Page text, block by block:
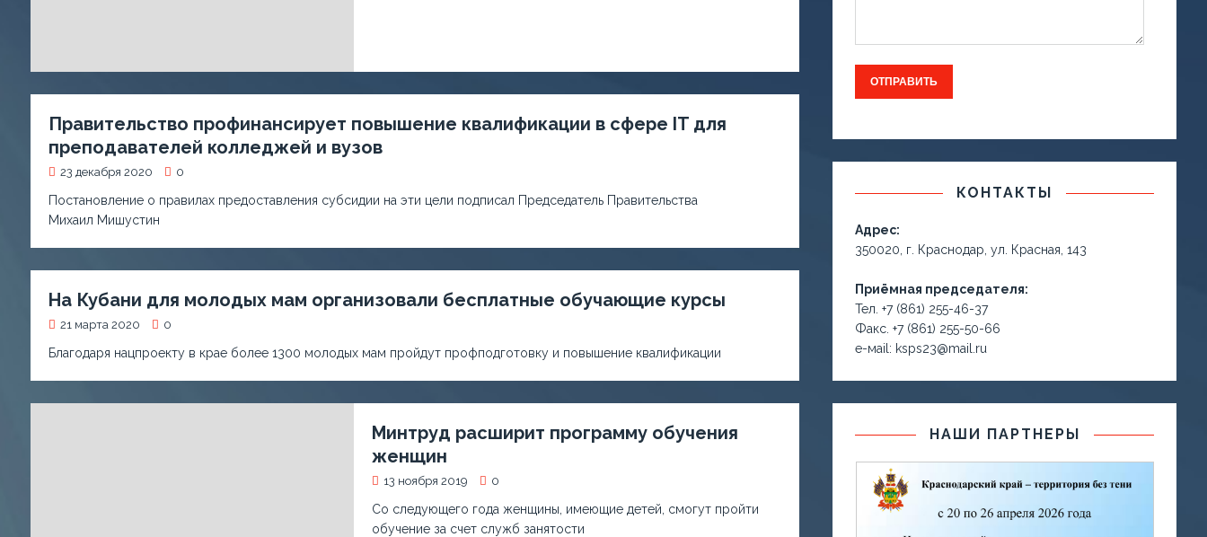
Правительство профинансирует повышение квалификации в сфере IT для
преподавателей колледжей и вузов
23 декабря 2020 0
Постановление о правилах предоставления субсидии на эти цели подписал Председатель Правительства
Михаил Мишустин
На Кубани для молодых мам организовали бесплатные обучающие курсы
21 марта 2020 0
Благодаря нацпроекту в крае более 1300 молодых мам пройдут профподготовку и повышение квалификации
Минтруд расширит программу обучения
женщин
13 ноября 2019 0
Со следующего года женщины, имеющие детей, смогут пройти
обучение за счет служб занятости
КОНТАКТЫ
Адрес:
350020, г. Краснодар, ул. Красная, 143
Приёмная председателя:
Тел. +7 (861) 255-46-37
Факс. +7 (861) 255-50-66
е-маil: ksps23@mail.ru
НАШИ ПАРТНЕРЫ